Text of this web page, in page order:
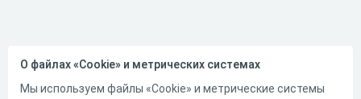
О файлах «Cookie» и метрических системах
Мы используем файлы «Cookie» и метрические системы